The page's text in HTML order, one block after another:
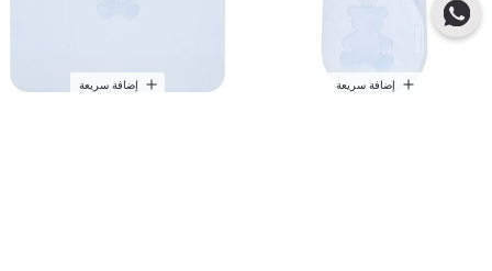
إضافة سريعة إضافة سريعة